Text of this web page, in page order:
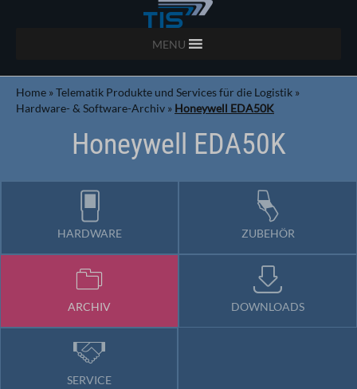
MENU
Home »Telematik Produkte und Services für die Logistik »
Hardware- & Software-Archiv » Honeywell EDA50K
Honeywell EDA50K
HARDWARE ZUBEHÖR
ARCHIV DOWNLOADS
SERVICE